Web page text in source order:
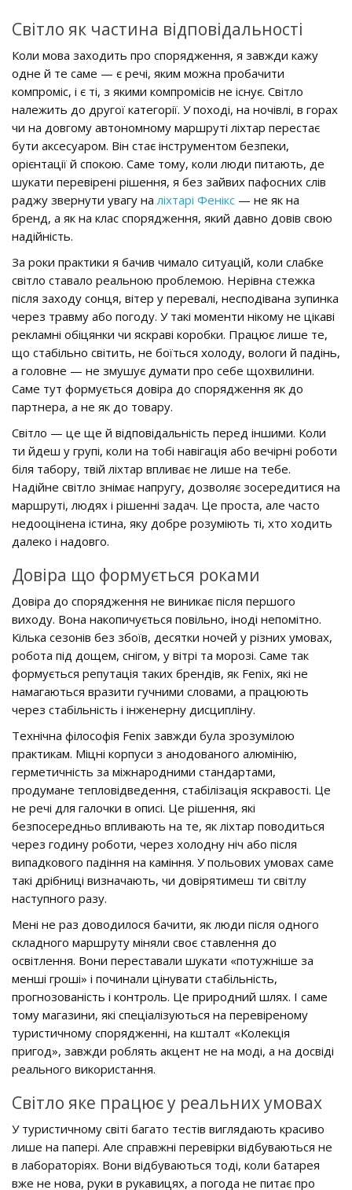
Світло як частина відповідальності
Коли мова заходить про спорядження, я завжди кажу
одне й те саме — є речі, яким можна пробачити
компроміс, і є ті, з якими компромісів не існує. Світло
належить до другої категорії. У поході, на ночівлі, в горах
чи на довгому автономному маршруті ліхтар перестає
бути аксесуаром. Він стає інструментом безпеки,
орієнтації й спокою. Саме тому, коли люди питають, де
шукати перевірені рішення, я без зайвих пафосних слів
раджу звернути увагу на ліхтарі Фенікс — не як на
бренд, а як на клас спорядження, який давно довів свою
надійність.
За роки практики я бачив чимало ситуацій, коли слабке
світло ставало реальною проблемою. Нерівна стежка
після заходу сонця, вітер у перевалі, несподівана зупинка
через травму або погоду. У такі моменти нікому не цікаві
рекламні обіцянки чи яскраві коробки. Працює лише те,
що стабільно світить, не боїться холоду, вологи й падінь,
а головне — не змушує думати про себе щохвилини.
Саме тут формується довіра до спорядження як до
партнера, а не як до товару.
Світло — це ще й відповідальність перед іншими. Коли
ти йдеш у групі, коли на тобі навігація або вечірні роботи
біля табору, твій ліхтар впливає не лише на тебе.
Надійне світло знімає напругу, дозволяє зосередитися на
маршруті, людях і рішенні задач. Це проста, але часто
недооцінена істина, яку добре розуміють ті, хто ходить
далеко і надовго.
Довіра що формується роками
Довіра до спорядження не виникає після першого
виходу. Вона накопичується повільно, іноді непомітно.
Кілька сезонів без збоїв, десятки ночей у різних умовах,
робота під дощем, снігом, у вітрі та морозі. Саме так
формується репутація таких брендів, як Fenix, які не
намагаються вразити гучними словами, а працюють
через стабільність і інженерну дисципліну.
Технічна філософія Fenix завжди була зрозумілою
практикам. Міцні корпуси з анодованого алюмінію,
герметичність за міжнародними стандартами,
продумане тепловідведення, стабілізація яскравості. Це
не речі для галочки в описі. Це рішення, які
безпосередньо впливають на те, як ліхтар поводиться
через годину роботи, через холодну ніч або після
випадкового падіння на каміння. У польових умовах саме
такі дрібниці визначають, чи довірятимеш ти світлу
наступного разу.
Мені не раз доводилося бачити, як люди після одного
складного маршруту міняли своє ставлення до
освітлення. Вони переставали шукати «потужніше за
менші гроші» і починали цінувати стабільність,
прогнозованість і контроль. Це природний шлях. І саме
тому магазини, які спеціалізуються на перевіреному
туристичному спорядженні, на кшталт «Колекція
пригод», завжди роблять акцент не на моді, а на досвіді
реального використання.
Світло яке працює у реальних умовах
У туристичному світі багато тестів виглядають красиво
лише на папері. Але справжні перевірки відбуваються не
в лабораторіях. Вони відбуваються тоді, коли батарея
вже не нова, руки в рукавицях, а погода не питає про